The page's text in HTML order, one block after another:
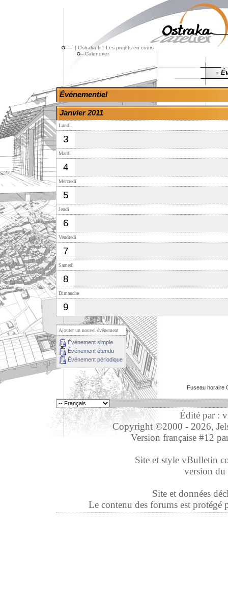
[ Ostraka.fr ] Les projets en cours
Calendrier
»
Événementiel
Janvier 2011
Lundi
3
Mardi
4
Mercredi
5
Jeudi
6
Vendredi
7
Samedi
8
Dimanche
9
Ajouter un nouvel événement
Événement simple
Événement étendu
Événement périodique
Fuseau horaire
Édité par :
Copyright ©2000 - 2026,
Version française #12
Site et style vBulletin
version
Site et données
Le contenu des forums est protégé